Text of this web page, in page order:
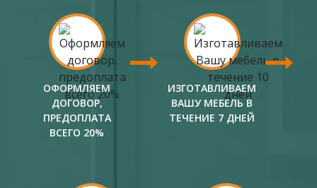
ОФОРМЛЯЕМ
ДОГОВОР,
ПРЕДОПЛАТА
ВСЕГО 20%
ИЗГОТАВЛИВАЕМ
ВАШУ МЕБЕЛЬ В
ТЕЧЕНИЕ 7 ДНЕЙ